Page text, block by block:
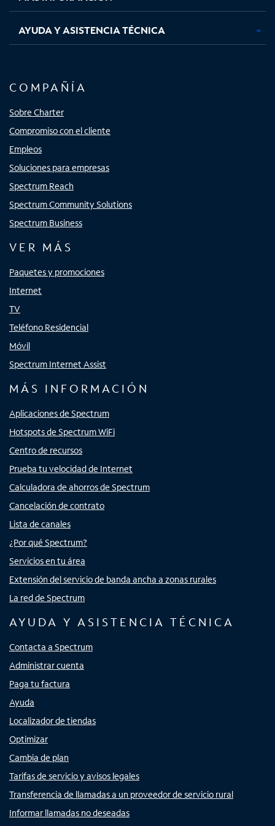
AYUDA Y ASISTENCIA TÉCNICA
COMPAÑÍA
Sobre Charter
Compromiso con el cliente
Empleos
Soluciones para empresas
Spectrum Reach
Spectrum Community Solutions
Spectrum Business
VER MÁS
Paquetes y promociones
Internet
TV
Teléfono Residencial
Móvil
Spectrum Internet Assist
MÁS INFORMACIÓN
Aplicaciones de Spectrum
Hotspots de Spectrum WiFi
Centro de recursos
Prueba tu velocidad de Internet
Calculadora de ahorros de Spectrum
Cancelación de contrato
Lista de canales
¿Por qué Spectrum?
Servicios en tu área
Extensión del servicio de banda ancha a zonas rurales
La red de Spectrum
AYUDA Y ASISTENCIA TÉCNICA
Contacta a Spectrum
Administrar cuenta
Paga tu factura
Ayuda
Localizador de tiendas
Optimizar
Cambia de plan
Tarifas de servicio y avisos legales
Transferencia de llamadas a un proveedor de servicio rural
Informar llamadas no deseadas